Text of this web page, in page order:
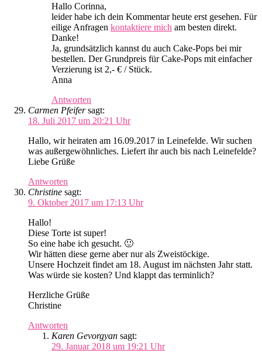
Hallo Corinna,
leider habe ich dein Kommentar heute erst gesehen. Für
eilige Anfragen kontaktiere mich am besten direkt.
Danke!
Ja, grundsätzlich kannst du auch Cake-Pops bei mir
bestellen. Der Grundpreis für Cake-Pops mit einfacher
Verzierung ist 2,- € / Stück.
Anna
Antworten
Carmen Pfeifer sagt:
18. Juli 2017 um 20:21 Uhr
Hallo, wir heiraten am 16.09.2017 in Leinefelde. Wir suchen
was außergewöhnliches. Liefert ihr auch bis nach Leinefelde?
Liebe Grüße
Antworten
Christine sagt:
9. Oktober 2017 um 17:13 Uhr
Hallo!
Diese Torte ist super!
So eine habe ich gesucht. 🙂
Wir hätten diese gerne aber nur als Zweistöckige.
Unsere Hochzeit findet am 18. August im nächsten Jahr statt.
Was würde sie kosten? Und klappt das terminlich?
Herzliche Grüße
Christine
Antworten
Karen Gevorgyan sagt:
29. Januar 2018 um 19:21 Uhr